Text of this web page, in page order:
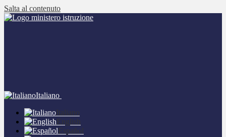
Salta al contenuto
Italiano
Italiano
English
Español